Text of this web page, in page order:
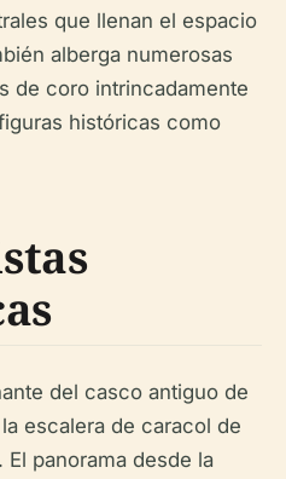
que llenan el espacio
alberga numerosas
de coro intrincadamente
históricas como
del casco antiguo de
escalera de caracol de
panorama desde la